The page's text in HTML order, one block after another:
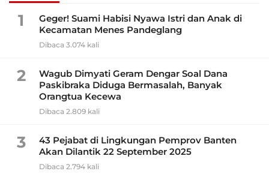
1
Geger! Suami Habisi Nyawa Istri dan Anak di
Kecamatan Menes Pandeglang
Dibaca 3.074 kali
2
Wagub Dimyati Geram Dengar Soal Dana
Paskibraka Diduga Bermasalah, Banyak
Orangtua Kecewa
Dibaca 2.809 kali
3
43 Pejabat di Lingkungan Pemprov Banten
Akan Dilantik 22 September 2025
Dibaca 2.794 kali